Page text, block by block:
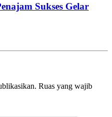
Sukses Gelar
Ruas yang wajib